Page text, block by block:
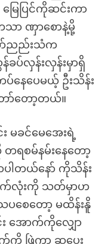
မြေပြင်ကိုဆင်းကာ
သာ ဏှာစောနဲ့မို့
ာ်ညည်းသံက
ပ်လှန်းလှန်းမှာရှိ
ကပ်နေပေမယ့် ဦးသိန်း
ော်တော့တယ်။
မခင်မေအေးရဲ့
စမ်နမ်းနေတော့
ပါတယ်နော် ကိုသိန်း
ာက်လုံးကို သတ်မှာဟ
ပစေတော့ မထိန်းနိူ
း အောက်ကိုလျှော
က်ကို ဖြဲကာ ဆွပေး